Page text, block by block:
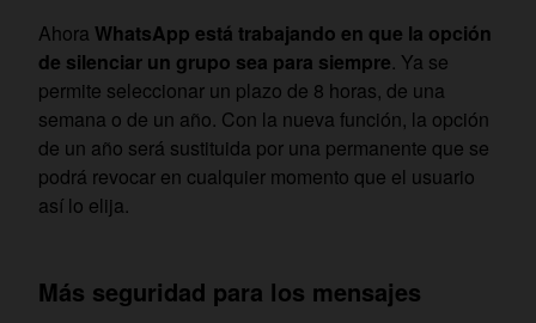
Ahora WhatsApp está trabajando en que la opción
de silenciar un grupo sea para siempre. Ya se
permite seleccionar un plazo de 8 horas, de una
semana o de un año. Con la nueva función, la opción
de un año será sustituida por una permanente que se
podrá revocar en cualquier momento que el usuario
así lo elija.
Más seguridad para los mensajes